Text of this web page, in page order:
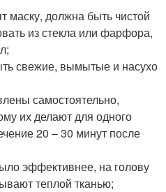
маску, должна быть чистой
из стекла или фарфора,
свежие, вымытые и насухо
самостоятельно,
их делают для одного
20 – 30 минут после
эффективнее, на голову
теплой тканью;